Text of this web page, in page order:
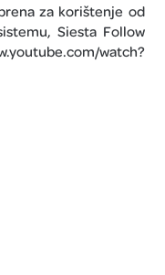
za korištenje od
Siesta Follow
watch?